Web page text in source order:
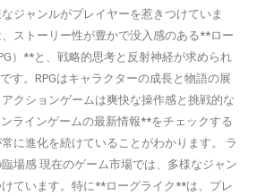
ジャンルがプレイヤーを惹きつけていま
ストーリー性が豊かで没入感のある**ロー
）**と、戦略的思考と反射神経が求められ
す。RPGはキャラクターの成長と物語の展
クションゲームは爽快な操作感と挑戦的な
ラインゲームの最新情報**をチェックする
に進化を続けていることがわかります。 ラ
場感 現在のゲーム市場では、多様なジャン
ています。特に**ローグライク**は、プレ